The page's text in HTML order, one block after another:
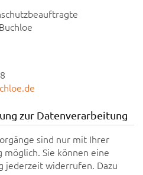
zur Datenverarbeitung
sind nur mit Ihrer
Sie können eine
widerrufen. Dazu